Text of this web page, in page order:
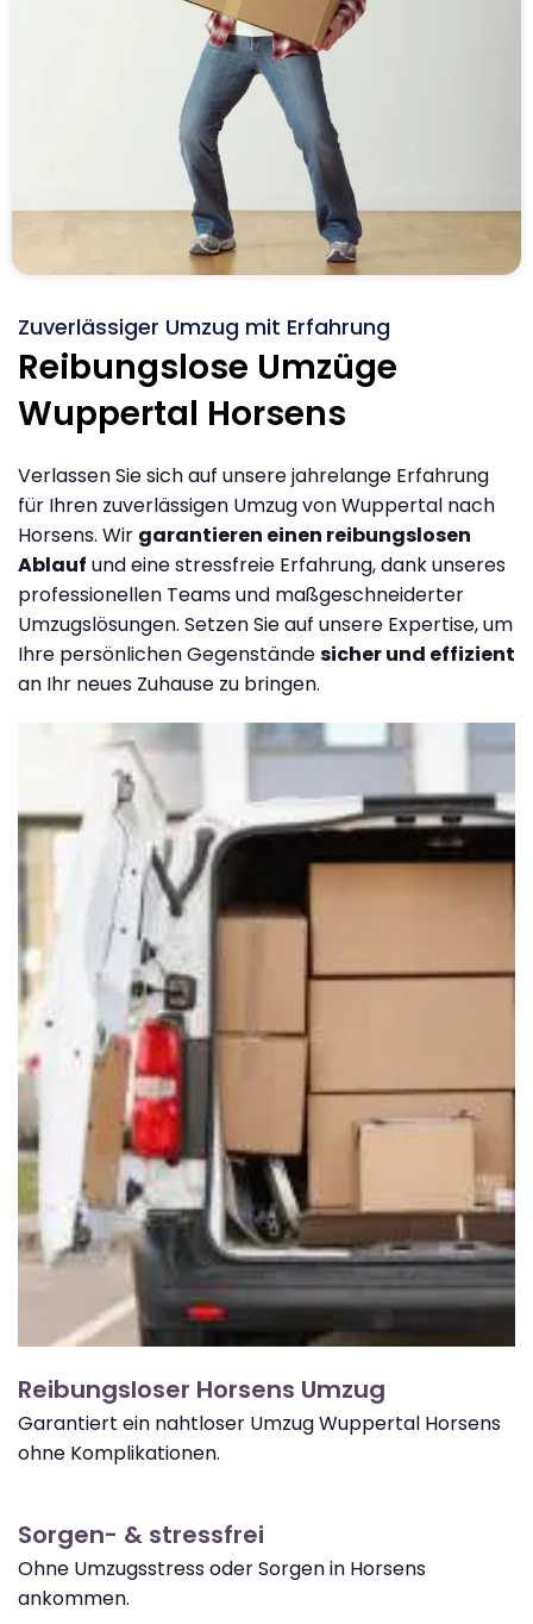
Zuverlässiger Umzug mit Erfahrung
Reibungslose Umzüge
Wuppertal Horsens
Verlassen Sie sich auf unsere jahrelange Erfahrung
für Ihren zuverlässigen Umzug von Wuppertal nach
Horsens. Wir garantieren einen reibungslosen
Ablauf und eine stressfreie Erfahrung, dank unseres
professionellen Teams und maßgeschneiderter
Umzugslösungen. Setzen Sie auf unsere Expertise, um
Ihre persönlichen Gegenständesicher und effizient
an Ihr neues Zuhause zu bringen.
Reibungsloser Horsens Umzug
Garantiert ein nahtloser Umzug Wuppertal Horsens
ohne Komplikationen.
Sorgen- & stressfrei
Ohne Umzugsstress oder Sorgen in Horsens
ankommen.